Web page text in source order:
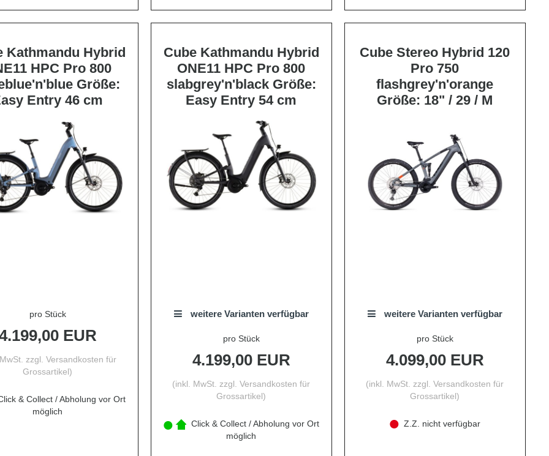
Kathmandu Hybrid
HPC Pro 800
Größe:
Entry 46 cm
pro Stück
EUR
zzgl.Versandkosten für
Grossartikel)
& Collect / Abholung vor Ort
möglich
Cube Kathmandu Hybrid
ONE11 HPC Pro 800
slabgrey'n'black Größe:
Easy Entry 54 cm
weitere Varianten verfügbar
pro Stück
4.199,00 EUR
(inkl. MwSt. zzgl.Versandkosten für
Grossartikel)
Click & Collect / Abholung vor Ort
möglich
Cube Stereo Hybrid 120
Pro 750
flashgrey'n'orange
Größe: 18" / 29 / M
weitere Varianten verfügbar
pro Stück
4.099,00 EUR
(inkl. MwSt. zzgl.Versandkosten für
Grossartikel)
Z.Z. nicht verfügbar